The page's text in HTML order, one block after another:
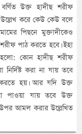
উক্ত হাদীছ শরীফ
উল্লেখ করে কেউ কেউ বলে
পিছনে মুক্তাদীকেও
পাঠ করতে হবে। ইহা
কোন হাদীছ শরীফ
করা না যায় তবে
করতে হয়। আর যদি উক্ত
পাওয়া যায় তবে উক্ত
উপর আমল করার উল্লেখিত